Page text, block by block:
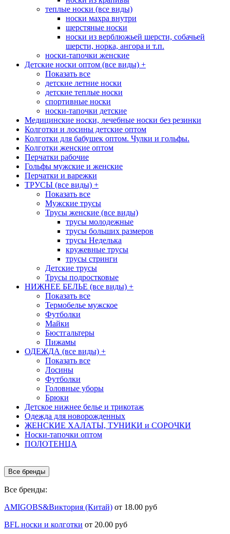
теплые носки (все виды)
носки махра внутри
шерстяные носки
носки из верблюжьей шерсти, собачьей
шерсти, норка, ангора и т.п.
носки-тапочки женские
Детские носки оптом (все виды) +
Показать все
детские летние носки
детские теплые носки
спортивные носки
носки-тапочки детские
Медицинские носки, лечебные носки без резинки
Колготки и лосины детские оптом
Колготки для бабушек оптом. Чулки и гольфы.
Колготки женские оптом
Перчатки рабочие
Гольфы мужские и женские
Перчатки и варежки
ТРУСЫ (все виды) +
Показать все
Мужские трусы
Трусы женские (все виды)
трусы молодежные
трусы больших размеров
трусы Неделька
кружевные трусы
трусы стринги
Детские трусы
Трусы подростковые
НИЖНЕЕ БЕЛЬЕ (все виды) +
Показать все
Термобелье мужское
Футболки
Майки
Бюстгальтеры
Пижамы
ОДЕЖДА (все виды) +
Показать все
Лосины
Футболки
Головные уборы
Брюки
Детское нижнее белье и трикотаж
Одежда для новорожденных
ЖЕНСКИЕ ХАЛАТЫ, ТУНИКИ и СОРОЧКИ
Носки-тапочки оптом
ПОЛОТЕНЦА
Все бренды
Все бренды:
AMIGOBS&Виктория (Китай) от 18.00 руб
BFL носки и колготки от 20.00 руб